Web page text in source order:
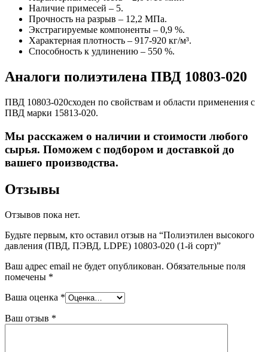
Наличие примесей – 5.
Прочность на разрыв – 12,2 МПа.
Экстрагируемые компоненты – 0,9 %.
Характерная плотность – 917-920 кг/м³.
Способность к удлинению – 550 %.
Аналоги полиэтилена ПВД 10803-020
ПВД 10803-020сходен по свойствам и области применения с
ПВД марки 15813-020.
Мы расскажем о наличии и стоимости любого
сырья. Поможем с подбором и доставкой до
вашего производства.
Отзывы
Отзывов пока нет.
Будьте первым, кто оставил отзыв на “Полиэтилен высокого
давления (ПВД, ПЭВД, LDPE) 10803-020 (1-й сорт)”
Ваш адрес email не будет опубликован. Обязательные поля
помечены *
Ваша оценка *
Ваш отзыв *